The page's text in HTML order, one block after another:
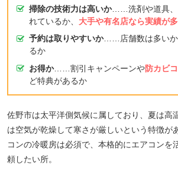
掃除の技術力は高いか……洗剤や道具、
れているか、 大手や有名店なら実績が
予約は取りやすいか……店舗数は多いか
るか
お得か……割引キャンペーンや防カビ
ど特典があるか
佐野市は太平洋側気候に属しており、夏は高
は空気が乾燥して寒さが厳しいという特徴が
コンの冷暖房は必須で、本格的にエアコンを
頼したい所。